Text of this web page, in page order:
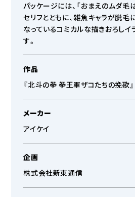
パッケージには、「おまえのムダ毛
セリフとともに、雑魚キャラが脱毛
なっているコミカルな描きおろしイ
す。
作品
『北斗の拳 拳王軍ザコたちの挽歌』
メーカー
アイケイ
企画
株式会社新東通信